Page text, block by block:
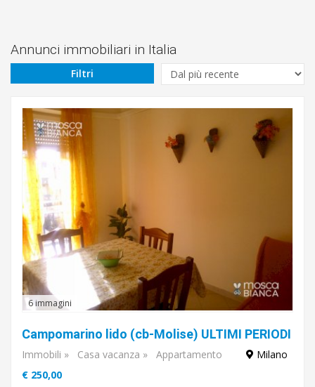
€
A
€
Sottocategoria
Vendita
/
affitto
Cerca
Annunci immobiliari in Italia
Filtri
6 immagini
Campomarino lido (cb-Molise) ULTIMI PERIODI
Immobili » Casa vacanza » Appartamento
Milano
€ 250,00